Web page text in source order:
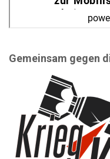
Gemeinsam gegen